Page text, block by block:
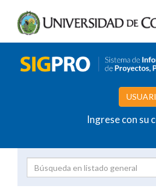
Ingrese con su